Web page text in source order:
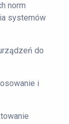
norm
systemów
do
i